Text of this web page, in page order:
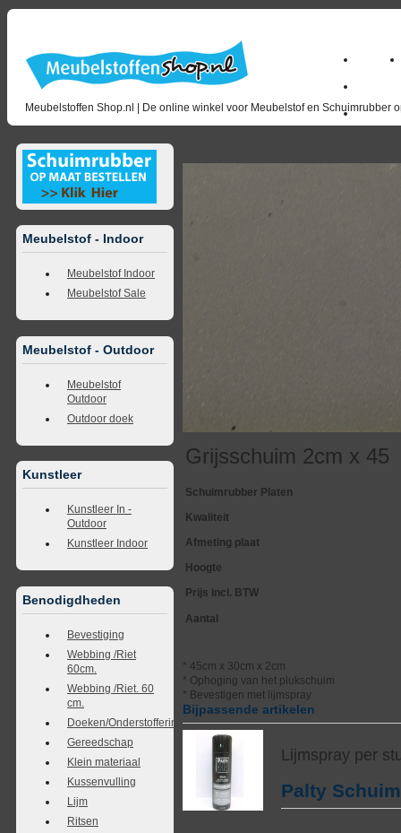
Meubelstoffen Shop.nl | De online winkel voor Meubelstof en Schuimrubber
Home
Meubelstof - Indoor
Meubelstof Indoor
Meubelstof Sale
Meubelstof - Outdoor
Meubelstof
Outdoor
Outdoor doek
Kunstleer
Kunstleer In -
Outdoor
Kunstleer Indoor
Benodigdheden
Bevestiging
Webbing /Riet
60cm.
Webbing /Riet. 60
cm.
Doeken/Onderstoffering
Gereedschap
Klein materiaal
Kussenvulling
Lijm
Ritsen
Grijsschuim 2cm x 45
Schuimrubber Platen
Kwaliteit
Afmeting plaat
Hoogte
Prijs incl. BTW
Aantal
* 45cm x 30cm x 2cm
* Ophoging van het plukschuim
* Bevestigen met lijmspray
Bijpassende artikelen
Lijmspray per
Palty